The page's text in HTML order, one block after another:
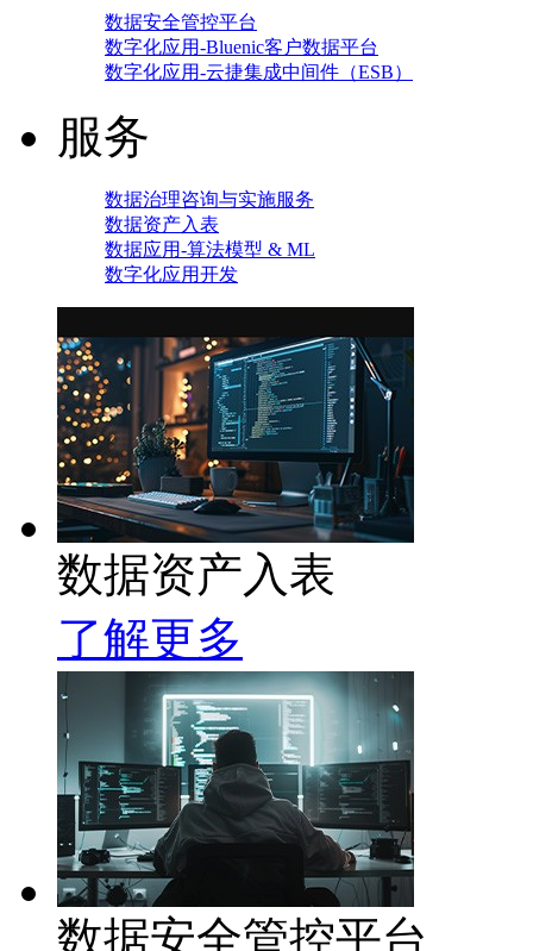
数据安全管控平台
数字化应用-Bluenic客户数据平台
数字化应用-云捷集成中间件（ESB）
服务
数据治理咨询与实施服务
数据资产入表
数据应用-算法模型 & ML
数字化应用开发
数据资产入表
了解更多
数据安全管控平台